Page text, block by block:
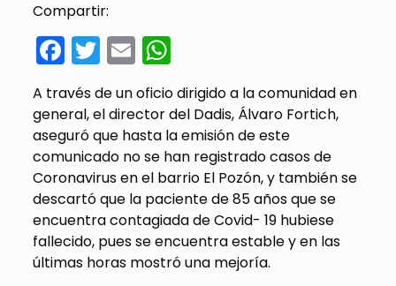
Compartir:
Facebook
Twitter
EmailWhatsApp
A través de un oficio dirigido a la comunidad en
general, el director del Dadis, Álvaro Fortich,
aseguró que hasta la emisión de este
comunicado no se han registrado casos de
Coronavirus en el barrio El Pozón, y también se
descartó que la paciente de 85 años que se
encuentra contagiada de Covid- 19 hubiese
fallecido, pues se encuentra estable y en las
últimas horas mostró una mejoría.